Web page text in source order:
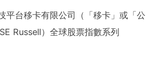
investor relations professionals le
pioneered the commercial news di
today provides end-to-end solu
social channels. Combining the worl
台移卡有限公司（「移卡」或「公
Russell）全球股票指數系列